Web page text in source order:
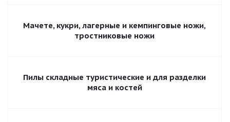
Мачете, кукри, лагерные и кемпинговые ножи,
тростниковые ножи
Пилы складные туристические и для разделки
мяса и костей